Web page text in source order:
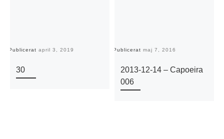
Publicerat april 3, 2019
30
Publicerat maj 7, 2016
2013-12-14 – Capoeira
006